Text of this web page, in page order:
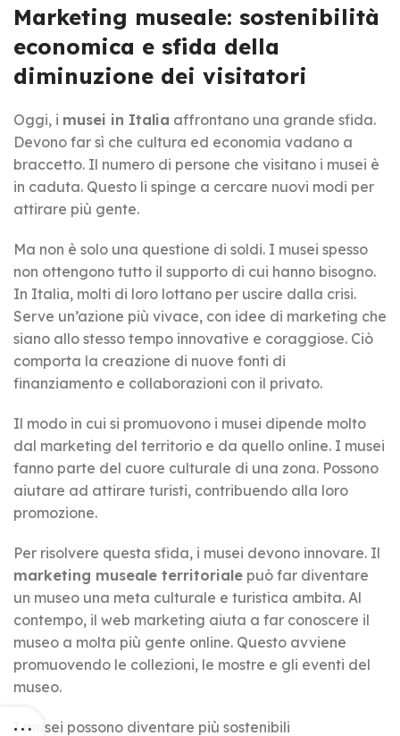
Marketing museale: sostenibilità
economica e sfida della
diminuzione dei visitatori
Oggi, i musei in Italia affrontano una grande sfida.
Devono far sì che cultura ed economia vadano a
braccetto. Il numero di persone che visitano i musei è
in caduta. Questo li spinge a cercare nuovi modi per
attirare più gente.
Ma non è solo una questione di soldi. I musei spesso
non ottengono tutto il supporto di cui hanno bisogno.
In Italia, molti di loro lottano per uscire dalla crisi.
Serve un’azione più vivace, con idee di marketing che
siano allo stesso tempo innovative e coraggiose. Ciò
comporta la creazione di nuove fonti di
finanziamento e collaborazioni con il privato.
Il modo in cui si promuovono i musei dipende molto
dal marketing del territorio e da quello online. I musei
fanno parte del cuore culturale di una zona. Possono
aiutare ad attirare turisti, contribuendo alla loro
promozione.
Per risolvere questa sfida, i musei devono innovare. Il
marketing museale territoriale può far diventare
un museo una meta culturale e turistica ambita. Al
contempo, il web marketing aiuta a far conoscere il
museo a molta più gente online. Questo avviene
promuovendo le collezioni, le mostre e gli eventi del
museo.
I musei possono diventare più sostenibili